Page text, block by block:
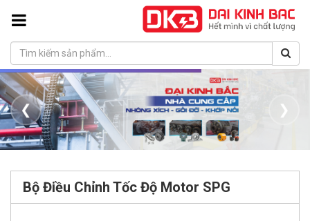
❮ ❯
Bộ Điều Chỉnh Tốc Độ Motor SPG